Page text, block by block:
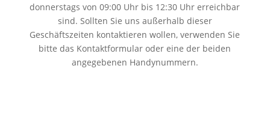
donnerstags von 09:00 Uhr bis 12:30 Uhr erreichbar
sind. Sollten Sie uns außerhalb dieser
Geschäftszeiten kontaktieren wollen, verwenden Sie
bitte das Kontaktformular oder eine der beiden
angegebenen Handynummern.